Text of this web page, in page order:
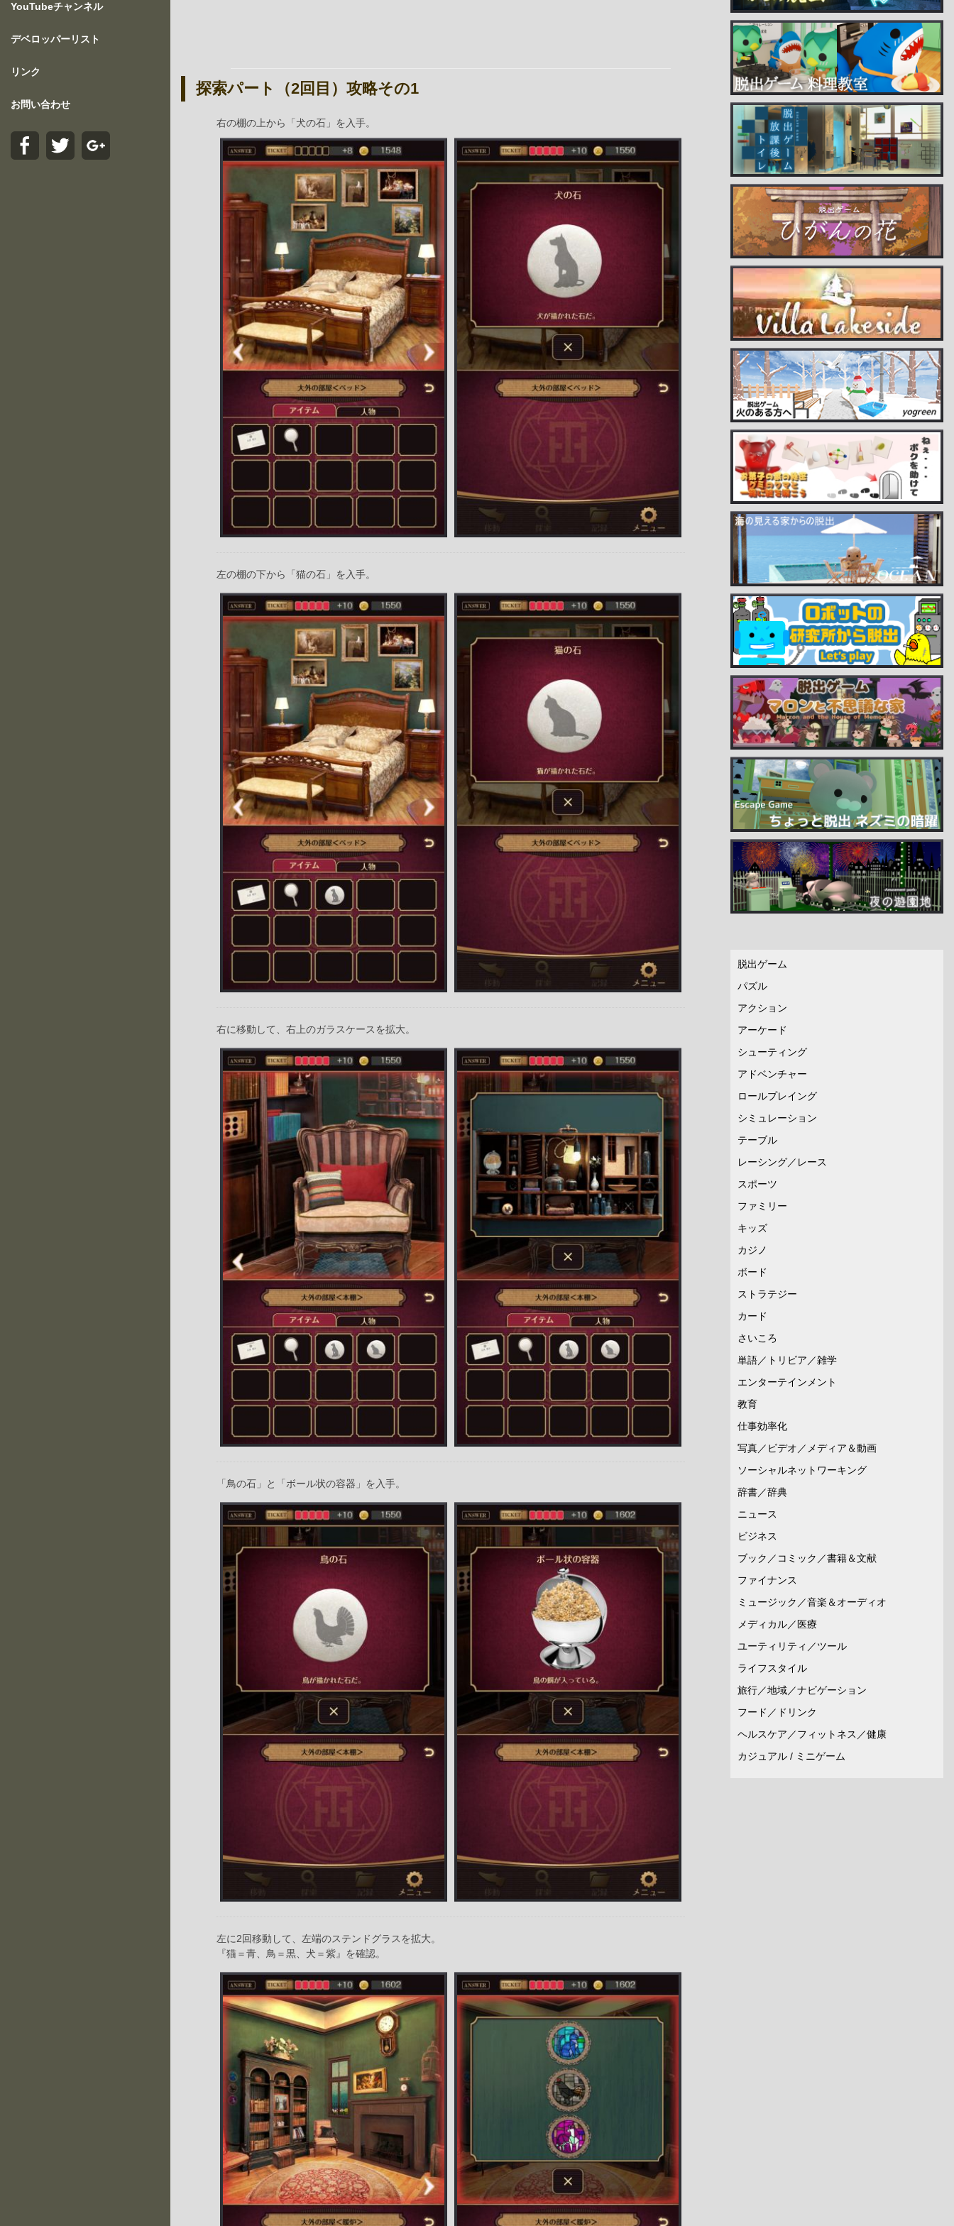
YouTubeチャンネル
デベロッパーリスト
リンク
お問い合わせ
探索パート（2回目）攻略その1
右の棚の上から「犬の石」を入手。
左の棚の下から「猫の石」を入手。
右に移動して、右上のガラスケースを拡大。
「鳥の石」と「ボール状の容器」を入手。
左に2回移動して、左端のステンドグラスを拡大。
『猫＝青、鳥＝黒、犬＝紫』を確認。
脱出ゲーム
パズル
アクション
アーケード
シューティング
アドベンチャー
ロールプレイング
シミュレーション
テーブル
レーシング／レース
スポーツ
ファミリー
キッズ
カジノ
ボード
ストラテジー
カード
さいころ
単語／トリビア／雑学
エンターテインメント
教育
仕事効率化
写真／ビデオ／メディア＆動画
ソーシャルネットワーキング
辞書／辞典
ニュース
ビジネス
ブック／コミック／書籍＆文献
ファイナンス
ミュージック／音楽＆オーディオ
メディカル／医療
ユーティリティ／ツール
ライフスタイル
旅行／地域／ナビゲーション
フード／ドリンク
ヘルスケア／フィットネス／健康
カジュアル / ミニゲーム